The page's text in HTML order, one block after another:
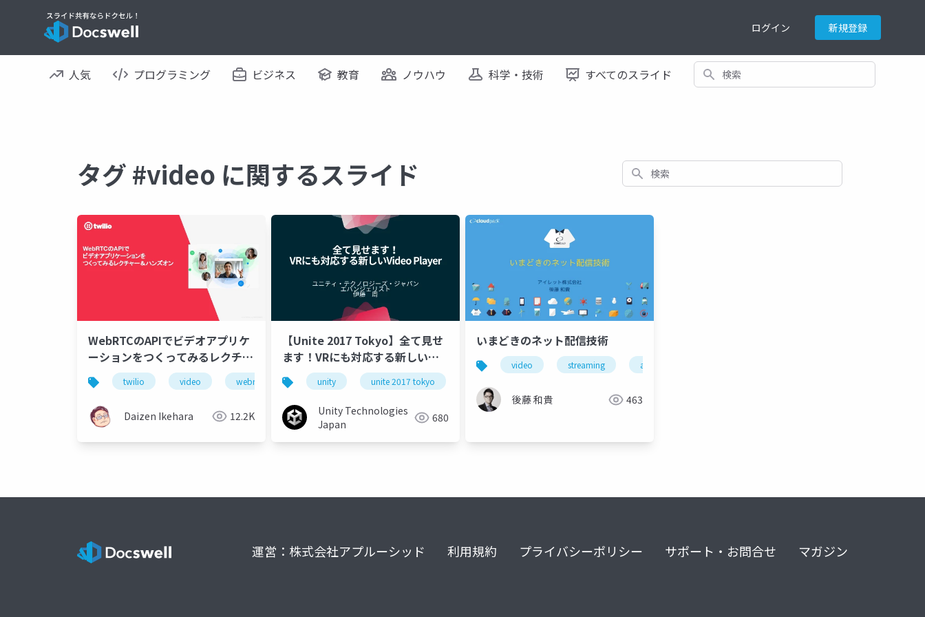
ログイン 新規登録
人気 プログラミング ビジネス 教育 ノウハウ 科学・技術 すべてのスライド 検索
タグ #video に関するスライド 検索
WebRTCのAPIでビデオアプリケ
ーションをつくってみるレクチャ
ー＆ハンズオン
twilio video webrtc api
Daizen Ikehara 12.2K
【Unite 2017 Tokyo】全て見せ
ます！VRにも対応する新しい
Video Player
unity unite 2017 tokyo
Unity Technologies
Japan
680
いまどきのネット配信技術
video streaming aws
後藤 和貴 463
運営：株式会社アプルーシッド 利用規約 プライバシーポリシー サポート・お問合せ マガジン